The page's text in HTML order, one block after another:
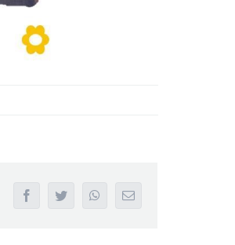
facebooktwitter whatsappEmail